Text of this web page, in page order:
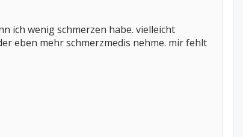
ich wenig schmerzen habe. vielleicht
eben mehr schmerzmedis nehme. mir fehlt